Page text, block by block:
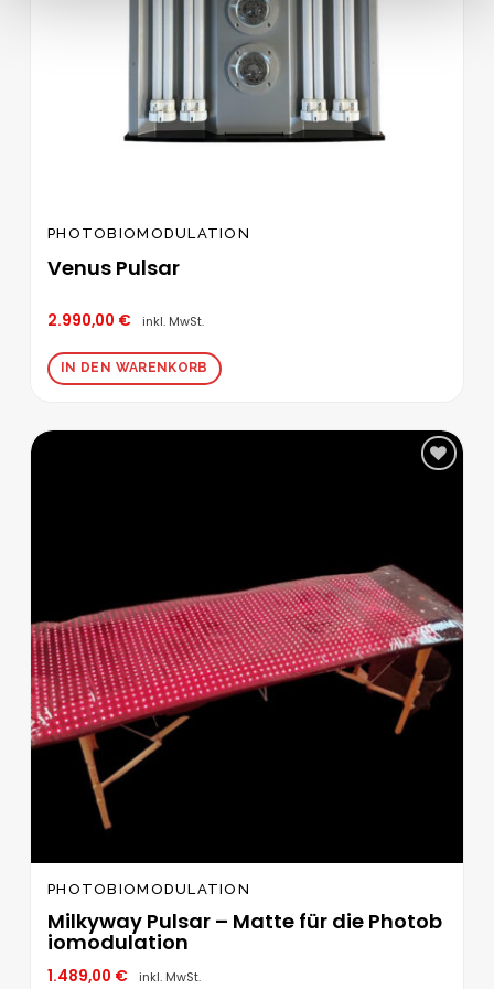
PHOTOBIOMODULATION
Venus Pulsar
2.990,00 € inkl. MwSt.
IN DEN WARENKORB
PHOTOBIOMODULATION
Milkyway Pulsar – Matte für die Photob
iomodulation
1.489,00 € inkl. MwSt.